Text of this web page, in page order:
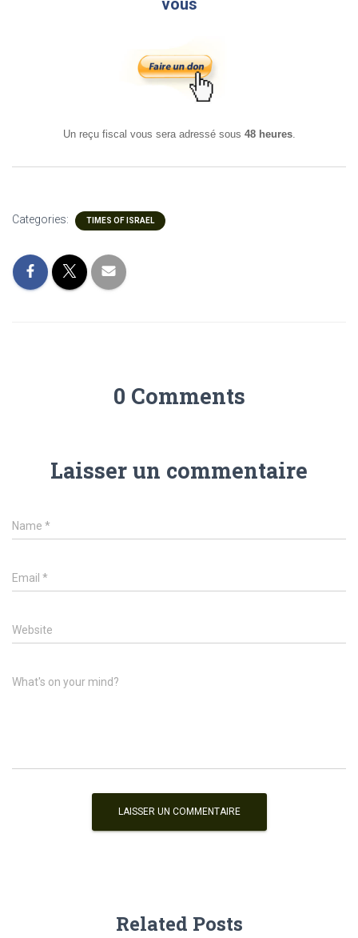
vous
Un reçu fiscal vous sera adressé sous 48 heures.
Categories: TIMES OF ISRAEL
0 Comments
Laisser un commentaire
Name *
Email *
Website
What's on your mind?
Related Posts